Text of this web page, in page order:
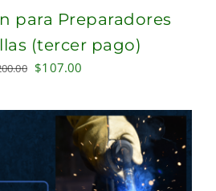
para Preparadores
(tercer pago)
Original
was:
$200.00.
$107.00
is:
$107.00.